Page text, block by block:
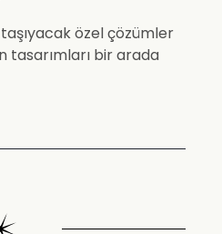
özel çözümler
tasarımları bir arada